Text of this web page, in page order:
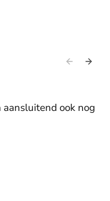
ook nog